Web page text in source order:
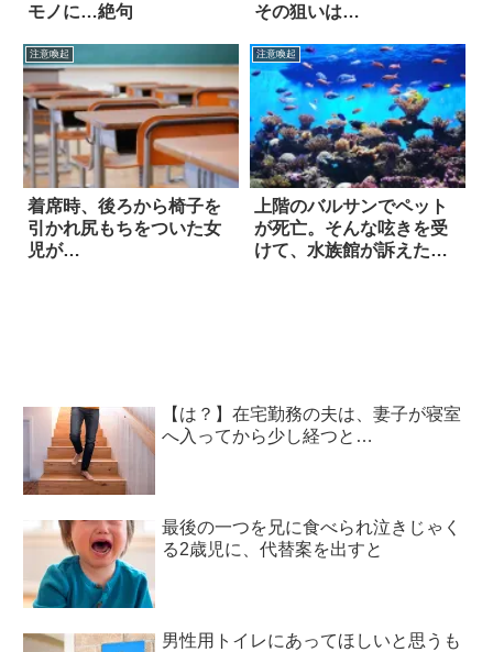
モノに…絶句
その狙いは…
注意喚起
着席時、後ろから椅子を
引かれ尻もちをついた女
児が…
注意喚起
上階のバルサンでペット
が死亡。そんな呟きを受
けて、水族館が訴えたい
【は？】在宅勤務の夫は、妻子が寝室
へ入ってから少し経つと…
最後の一つを兄に食べられ泣きじゃく
る2歳児に、代替案を出すと
男性用トイレにあってほしいと思うも